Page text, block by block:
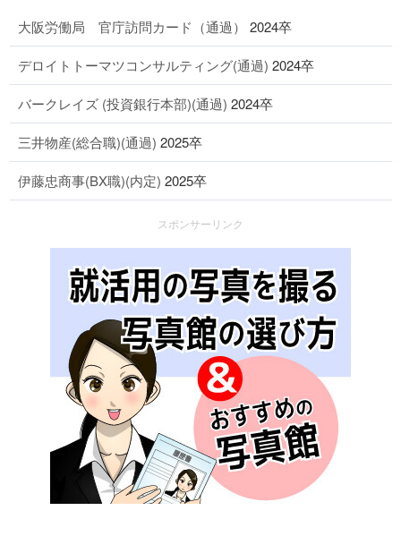
大阪労働局 官庁訪問カード（通過） 2024卒
デロイトトーマツコンサルティング(通過) 2024卒
バークレイズ (投資銀行本部)(通過) 2024卒
三井物産(総合職)(通過) 2025卒
伊藤忠商事(BX職)(内定) 2025卒
スポンサーリンク